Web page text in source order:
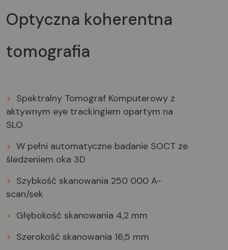
Optyczna koherentna
tomografia
> Spektralny Tomograf Komputerowy z
aktywnym eye trackingiem opartym na
SLO
> W pełni automatyczne badanie SOCT ze
śledzeniem oka 3D
> Szybkość skanowania 250 000 A-
scan/sek
> Głębokość skanowania 4,2 mm
> Szerokość skanowania 16,5 mm